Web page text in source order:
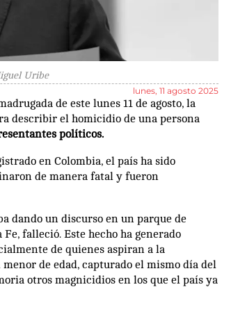
Uribe
lunes, 11 agosto 2025
de este lunes 11 de agosto, la
describir el homicidio de una persona
políticos.
en Colombia, el país ha sido
de manera fatal y fueron
dando un discurso en un parque de
falleció. Este hecho ha generado
de quienes aspiran a la
de edad, capturado el mismo día del
otros magnicidios en los que el país ya